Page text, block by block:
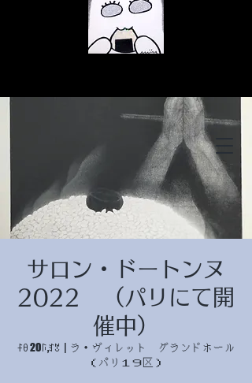
© Copyright
© Copyright
サロン・ドートンヌ
2022 （パリにて開
催中）
ꊰꆪ 20ꑍ,ꆏꇖ
  |
ラ・ヴィレット グランドホール
（パリ１９区）